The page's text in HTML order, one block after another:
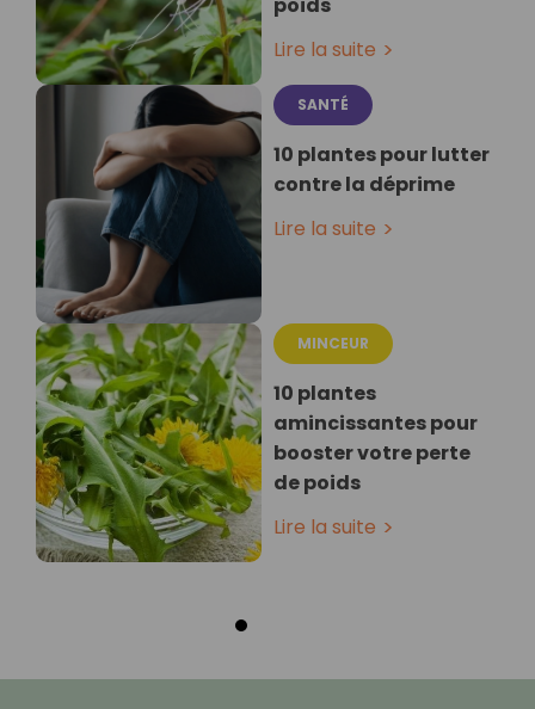
poids
Lire la suite
SANTÉ
10 plantes pour lutter
contre la déprime
Lire la suite
MINCEUR
10 plantes
amincissantes pour
booster votre perte
de poids
Lire la suite